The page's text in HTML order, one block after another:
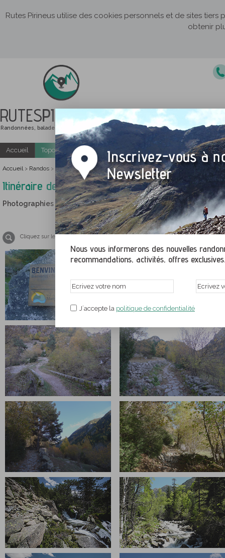
Rutes Pirineus utilise des cookies personnels et de sites
obtenir
RUTESPIRINEUS
Randonnées, balades et itinéraires de montagne
Nous vous informerons des nouvelles
recommandations, activités, offres
J´accepte la politique de confidentialité
Accueil Topo-guides gratuits Randonnées accompagnées
Accueil> Randos > Photographies Itinéraire de la Vallée de Madriu
Itinéraire de la Vallée de Madriu
Photographies
Cliquez sur les images pour agrandir l´affichage